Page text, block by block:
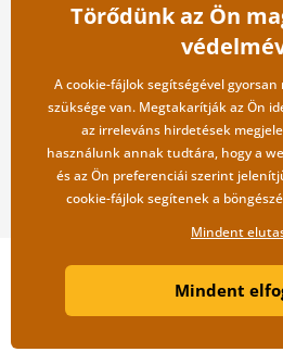
Szállítási és fizetési módok
Blog
Copyright ©2019 ©
Litvanyi.sk| A
Törődünk az Ön
A cookie-fájlok segítségével
szüksége van. Megtakarítják az Ön
az irreleváns hirdetések
használunk annak tudtára, hogy a
és az Ön preferenciái szerint
cookie-fájlok segítenek a
Mindent
Mindent